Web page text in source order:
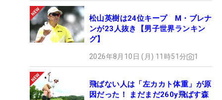
松山英樹は24位キープ M・ブレナ
ンが23人抜き【男子世界ランキン
グ】
2026年8月10日 (月) 11時51分 1
飛ばない人は「左カカト体重」が原
因だった！ まだまだ260y飛ばす森